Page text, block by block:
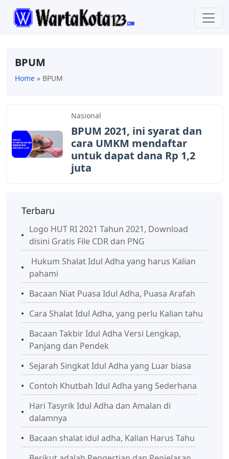
BPUM
Home » BPUM
Nasional
BPUM 2021, ​ini syarat dan
cara UMKM mendaftar
untuk dapat dana Rp 1,2
juta
Terbaru
Logo HUT RI 2021 Tahun 2021, Download
disini Gratis File CDR dan PNG
Hukum Shalat Idul Adha yang harus Kalian
pahami
Bacaan Niat Puasa Idul Adha, Puasa Arafah
Cara Shalat Idul Adha, yang perlu Kalian tahu
Bacaan Takbir Idul Adha Versi Lengkap,
Panjang dan Pendek
Sejarah Singkat Idul Adha yang Luar biasa
Contoh Khutbah Idul Adha yang Sederhana
Hari Tasyrik Idul Adha dan Amalan di
dalamnya
Bacaan shalat idul adha, Kalian Harus Tahu